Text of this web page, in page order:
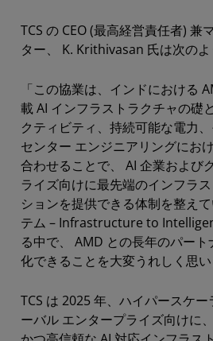
TCS の CEO (最高経営責任者) 兼
ター、 K. Krithivasan 氏は次のよ
「この協業は、インドにおける
載 AI インフラストラクチャの礎
クティビティ、持続可能な電力
センター エンジニアリングにお
合わせることで、 AI 企業および
ライズ向けに最先端のインフラ
ションを提供できる体制を整え
テム – Infrastructure to
る中で、 AMD との長年のパー
化できることを大変うれしく思い
TCS は 2025 年、ハイパースケー
ーバル エンタープライズ向けに